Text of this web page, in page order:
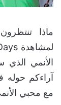
ماذا
الأنمي الذي
آراءكم حوله
مع محبي